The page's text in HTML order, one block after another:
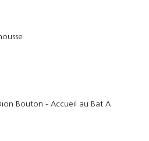
Bouton - Accueil au Bat A